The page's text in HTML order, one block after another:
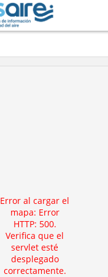
Error al cargar el
mapa: Error
HTTP: 500.
Verifica que el
servlet esté
desplegado
correctamente.